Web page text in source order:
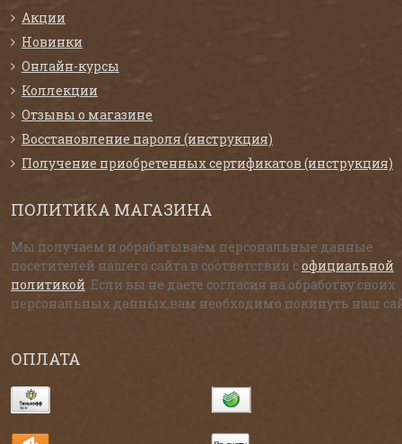
Акции
Новинки
Онлайн-курсы
Коллекции
Отзывы о магазине
Восстановление пароля (инструкция)
Получение приобретенных сертификатов (инструкция)
ПОЛИТИКА МАГАЗИНА
Мы получаем и обрабатываем персональные данные
посетителей нашего сайта в соответствии софициальной
политикой . Если вы не даете согласия на обработку своих
персональных данных,вам необходимо покинуть наш
ОПЛАТА